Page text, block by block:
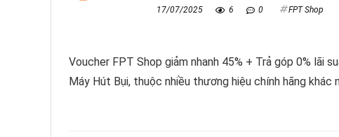
17/07/2025 6 0 FPT Shop
Voucher FPT Shop giảm nhanh 45% + Trả góp 0% lãi
Máy Hút Bụi, thuộc nhiều thương hiệu chính hãng khác